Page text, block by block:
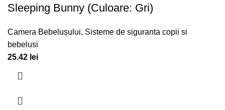
Sleeping Bunny (Culoare: Gri)
Camera Bebelușului, Sisteme de siguranta copii si
bebelusi
25.42 lei